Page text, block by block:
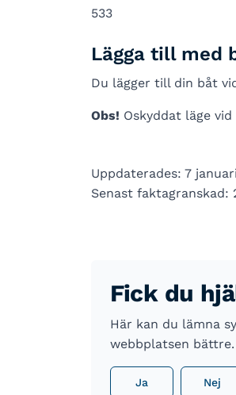
533
Lägga till med
Du lägger till din båt
Obs! Oskyddat läge
Uppdaterades: 7
Senast faktagranskad:
Fick du
Här kan du lämna
webbplatsen bättre.
Ja Nej